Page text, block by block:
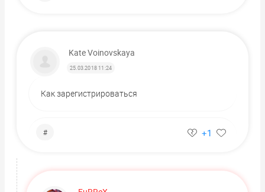
Kate Voinovskaya
25.03.2018 11:24
Как зарегистрироваться
# +1